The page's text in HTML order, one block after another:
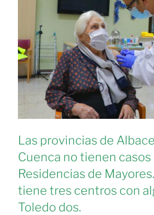
mayores
de
Castilla-
La
Mancha»
Las provincias de
Cuenca no tienen
Residencias de
tiene tres centros con
Toledo dos.